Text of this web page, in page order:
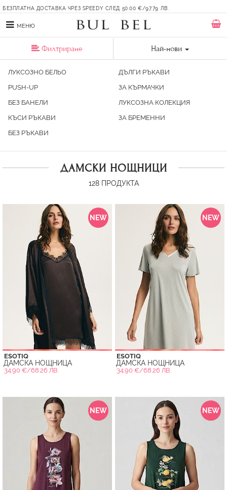
БЕЗПЛАТНА ДОСТАВКА ЧРЕЗ SPEEDY СЛЕД 50.00 €/97.79 ЛВ.
МЕНЮ
Филтриране Най-нови
ЛУКСОЗНО БЕЛЬО
PUSH-UP
БЕЗ БАНЕЛИ
КЪСИ РЪКАВИ
БЕЗ РЪКАВИ
ДЪЛГИ РЪКАВИ
ЗА КЪРМАЧКИ
ЛУКСОЗНА КОЛЕКЦИЯ
ЗА БРЕМЕННИ
ДАМСКИ НОЩНИЦИ
128ПРОДУКТА
NEW
ESOTIQ
ДАМСКА НОЩНИЦА
34.90 €/68.26 ЛВ.
NEW
ESOTIQ
ДАМСКА НОЩНИЦА
34.90 €/68.26 ЛВ.
NEW NEW